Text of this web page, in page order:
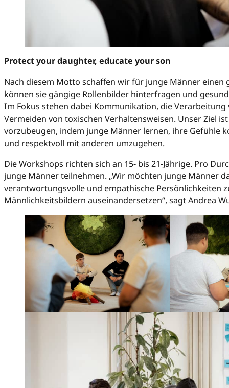
Protect your daughter, educate your son
Nach diesem Motto schaffen wir für junge Männer einen
können sie gängige Rollenbilder hinterfragen und
Im Fokus stehen dabei Kommunikation, die
Vermeiden von toxischen Verhaltensweisen. Unser Ziel
vorzubeugen, indem junge Männer lernen, ihre Gefühle
und respektvoll mit anderen umzugehen.
Die Workshops richten sich an 15- bis 21-Jährige. Pro
junge Männer teilnehmen. „Wir möchten junge Männer
verantwortungsvolle und empathische Persönlichkeiten
Männlichkeitsbildern auseinandersetzen“, sagt Andrea